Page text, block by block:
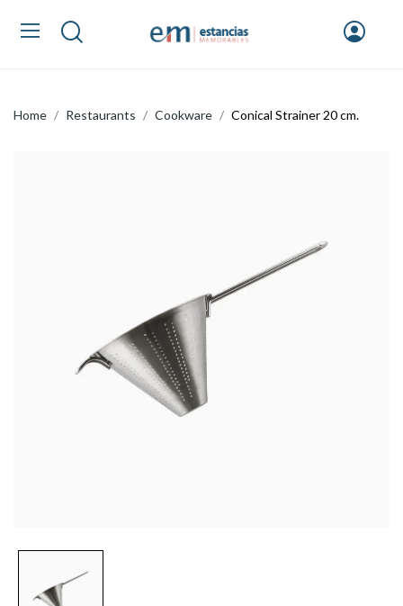
Home Restaurants Cookware Conical Strainer 20 cm.